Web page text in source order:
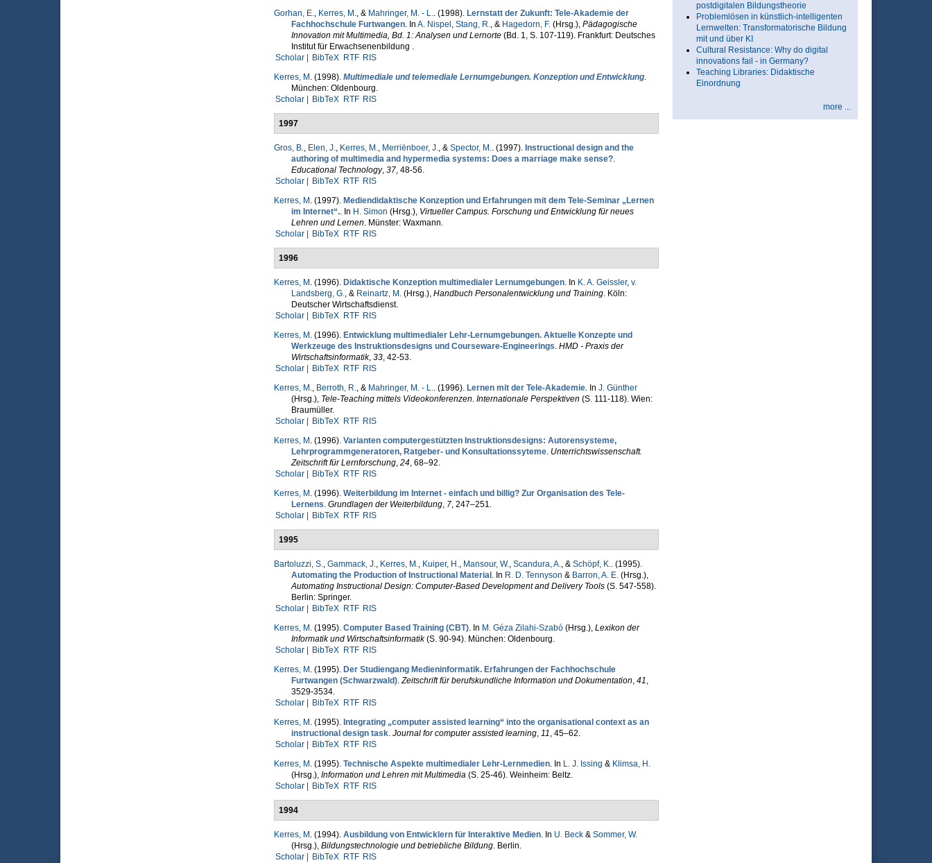
Gorhan, E., Kerres, M., & Mahringer, M. - L.. (1998). Lernstatt der Zukunft: Tele-Akademie der
Fachhochschule Furtwangen. In A. Nispel , Stang, R., & Hagedorn, F.(Hrsg.), Pädagogische
Innovation mit Multimedia, Bd. 1: Analysen und Lernorte(Bd. 1, S. 107-119). Frankfurt: Deutsches
Institut für Erwachsenenbildung .
Scholar |
BibTeX RTF RIS
Kerres, M . (1998). Multimediale und telemediale Lernumgebungen. Konzeption und Entwicklung.
München: Oldenbourg.
Scholar |
BibTeX RTF RIS
1997
Gros, B., Elen, J., Kerres, M., Merriënboer, J., & Spector, M.. (1997). Instructional design and the
authoring of multimedia and hypermedia systems: Does a marriage make sense?.
Educational Technology, 37, 48-56.
Scholar |
BibTeX RTF RIS
Kerres, M . (1997). Mediendidaktische Konzeption und Erfahrungen mit dem Tele-Seminar „Lernen
im Internet“.. In H. Simon (Hrsg.), Virtueller Campus. Forschung und Entwicklung für neues
Lehren und Lernen. Münster: Waxmann.
Scholar |
BibTeX RTF RIS
1996
Kerres, M . (1996). Didaktische Konzeption multimedialer Lernumgebungen. In K. A. Geissler, v.
Landsberg, G., & Reinartz, M.(Hrsg.), Handbuch Personalentwicklung und Training. Köln:
Deutscher Wirtschaftsdienst.
Scholar |
BibTeX RTF RIS
Kerres, M . (1996). Entwicklung multimedialer Lehr-Lernumgebungen. Aktuelle Konzepte und
Werkzeuge des Instruktionsdesigns und Courseware-Engineerings. HMD - Praxis der
Wirtschaftsinformatik, 33, 42-53.
Scholar |
BibTeX RTF RIS
Kerres, M., Berroth, R., & Mahringer, M. - L.. (1996). Lernen mit der Tele-Akademie. In J. Günther
(Hrsg.), Tele-Teaching mittels Videokonferenzen. Internationale Perspektiven (S. 111-118). Wien:
Braumüller.
Scholar |
BibTeX RTF RIS
Kerres, M . (1996). Varianten computergestützten Instruktionsdesigns: Autoren­systeme,
Lehrprogrammgeneratoren, Ratgeber- und Konsultations­syteme. Unterrichtswissenschaft.
Zeitschrift für Lern­for­schung, 24, 68–92.
Scholar |
BibTeX RTF RIS
Kerres, M . (1996). Weiterbildung im Internet - einfach und billig? Zur Organisation des Tele-
Lernens. Grundlagen der Weiterbildung, 7, 247–251.
Scholar |
BibTeX RTF RIS
1995
Bartoluzzi, S., Gammack, J., Kerres, M., Kuiper, H., Mansour, W., Scandura, A., & Schöpf, K.. (1995).
Automating the Production of Instructional Material . In R. D. Tennyson & Barron, A. E.(Hrsg.),
Automating Instructional Design: Computer-Based Development and Delivery Tools(S. 547-558).
Berlin: Springer.
Scholar |
BibTeX RTF RIS
Kerres, M . (1995). Computer Based Training (CBT). In M. Géza Zilahi-Szabó(Hrsg.), Lexikon der
Informatik und Wirtschaftsinformatik(S. 90-94). München: Oldenbourg.
Scholar |
BibTeX RTF RIS
Kerres, M . (1995). Der Studiengang Medieninformatik. Erfahrungen der Fach­hochschule
Furtwangen (Schwarzwald).Zeitschrift für berufs­kundliche Information und Dokumentation, 41,
3529-3534.
Scholar |
BibTeX RTF RIS
Kerres, M . (1995). Integrating „computer assisted learning“ into the organisational context as an
instructional design task. Journal for computer assisted learning, 11, 45–62.
Scholar |
BibTeX RTF RIS
Kerres, M . (1995). Technische Aspekte multimedialer Lehr-Lernmedien. In L. J. Issing & Klimsa, H.
(Hrsg.), Information und Lehren mit Multimedia(S. 25-46). Weinheim: Beltz.
Scholar |
BibTeX RTF RIS
1994
Kerres, M . (1994). Ausbildung von Entwicklern für Interaktive Medien. In U. Beck& Sommer, W.
(Hrsg.), Bildungstechnologie und betriebliche Bildung. Berlin.
Scholar |
BibTeX RTF RIS
postdigitalen Bildungstheorie
Problemlösen in künstlich-intelligenten
Lernwelten: Transformatorische Bildung
mit und über KI
Cultural Resistance: Why do digital
innovations fail - in Germany?
Teaching Libraries: Didaktische
Einordnung
more ...